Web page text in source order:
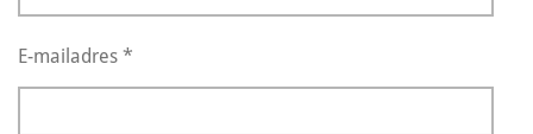
E-mailadres *